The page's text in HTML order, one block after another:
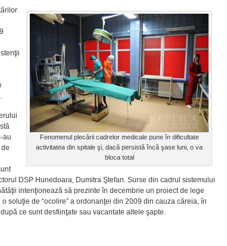
Fenomenul plecării cadrelor medicale pune în dificultate
activitatea din spitale şi, dacă persistă încă şase luni, o va
bloca total
au
DSP Hunedoara, Dumitra Ştefan. Surse din cadrul sistemului
intenţionează să prezinte în decembrie un proiect de lege
soluţie de “ocolire” a ordonanţei din 2009 din cauza căreia, în
ce sunt desfiinţate sau vacantate altele şapte.